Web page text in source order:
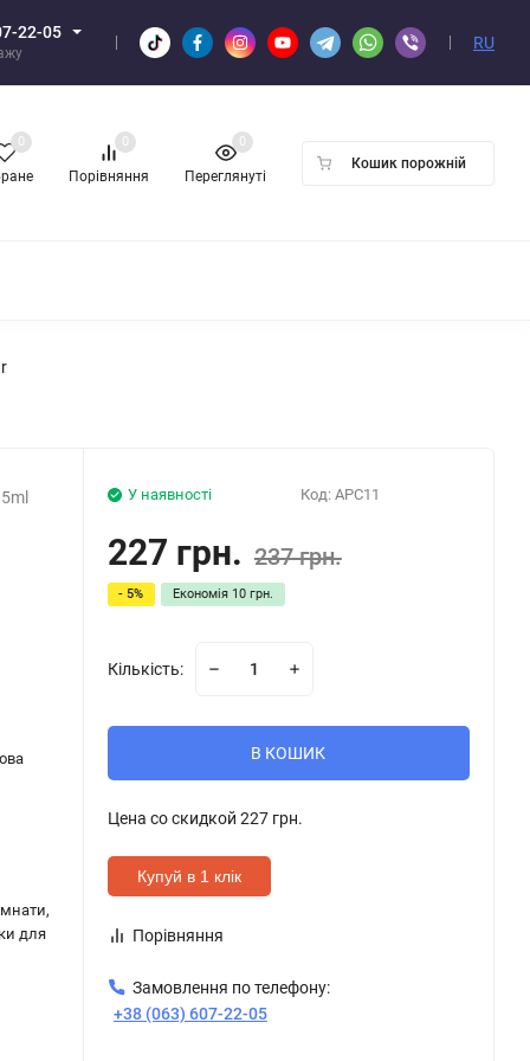
22-05
RU
0
Порівняння
0
Переглянуті
0
Кошик порожній
для
У наявності Код: APC11
227 грн. 237 грн.
- 5% Економія 10 грн.
Кількість:
В КОШИК
Цена со скидкой 227 грн.
Купуй в 1 клік
Порівняння
Замовлення по телефону:
+38 (063) 607-22-05